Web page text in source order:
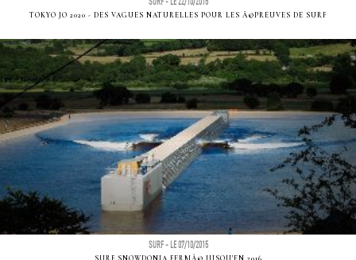
TOKYO JO 2020 - DES VAGUES NATURELLES POUR LES Ã©PREUVES DE SURF
SURF - LE 07/10/2015